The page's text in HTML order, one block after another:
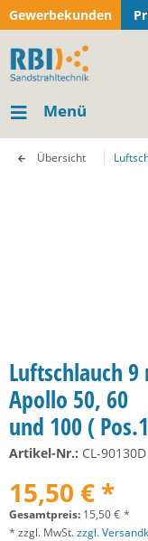
Gewerbekunden
Menü
Übersicht
Luftschlauch
Apollo 50, 60
und 100 (
Artikel-Nr.: CL-90130D
15,50 € *
Gesamtpreis: 15,50€ *
* zzgl. MwSt.zzgl.